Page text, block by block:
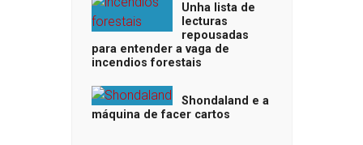
Unha lista de
lecturas
repousadas
para entender a vaga de
incendios forestais
Shondaland e a
máquina de facer cartos